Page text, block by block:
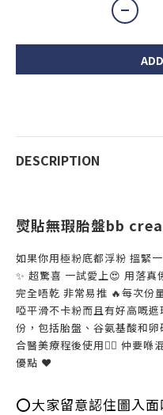
DESCRIPTION
熨貼無瑕胎盤bb
如果你用極粉底都浮粉 搵緊
✨ 超驚喜 一試愛上😍 用落真
完全唔乾 非常易推 🔥每次份
啞平滑不卡粉而且有好高嘅遮
份，包括胎盤、 谷氨基酸和
合醫美療程後使用👍🏻 仲要喺
優點 ❤️
⭕️大家留意認住圖入